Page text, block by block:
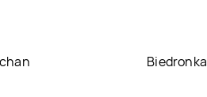
Biedronka